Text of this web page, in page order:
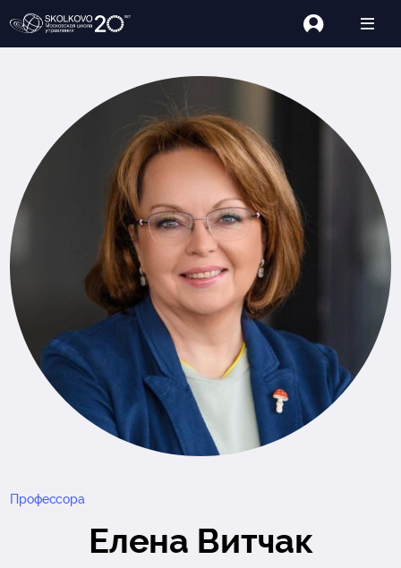
Профессора
Елена Витчак